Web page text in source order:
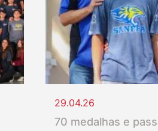
29.04.26
70 medalhas e